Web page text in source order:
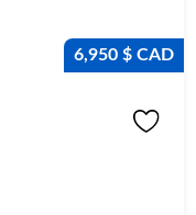
6,950 $ CAD